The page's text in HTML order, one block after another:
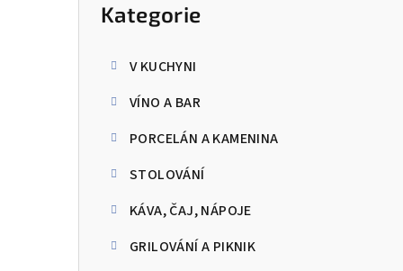
Přeskočit
kategorie
Kategorie
V KUCHYNI
VÍNO A BAR
PORCELÁN A KAMENINA
STOLOVÁNÍ
KÁVA, ČAJ, NÁPOJE
GRILOVÁNÍ A PIKNIK